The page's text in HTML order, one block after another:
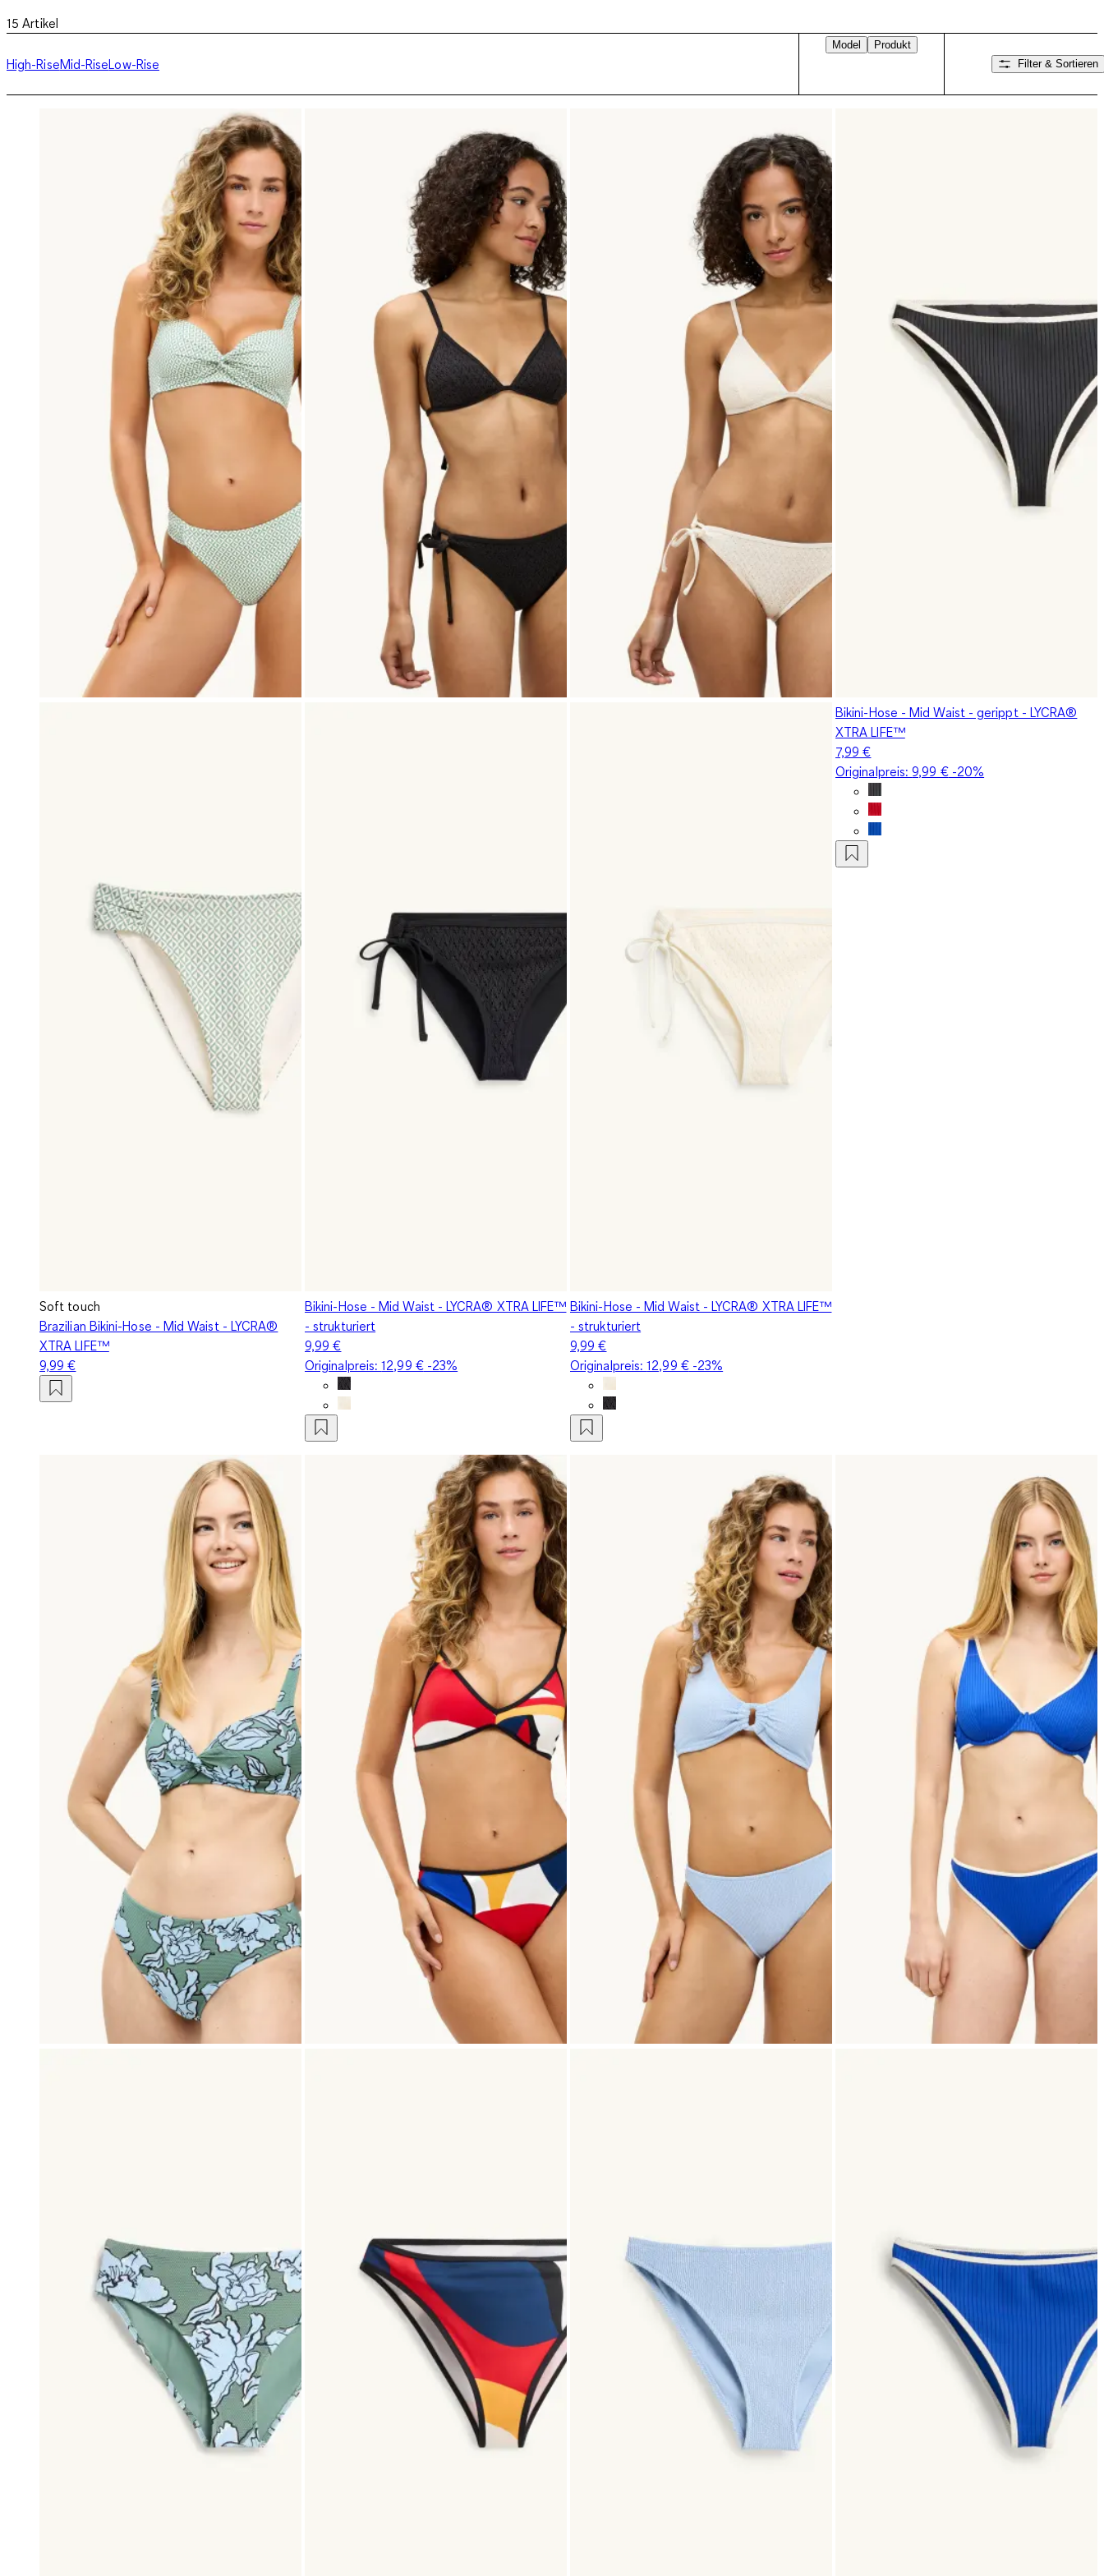
15 Artikel
High-RiseMid-RiseLow-Rise
Model
Produkt
Filter & Sortieren
Soft touch
Brazilian Bikini-Hose - Mid Waist - LYCRA®
XTRA LIFE™
9,99 €
Bikini-Hose - Mid Waist - LYCRA® XTRA LIFE™
- strukturiert
9,99 €
Originalpreis:12,99 €-23%
Bikini-Hose - Mid Waist - LYCRA® XTRA LIFE™
- strukturiert
9,99 €
Originalpreis:12,99 €-23%
Bikini-Hose - Mid Waist - gerippt - LYCRA®
XTRA LIFE™
7,99 €
Originalpreis:9,99 €-20%